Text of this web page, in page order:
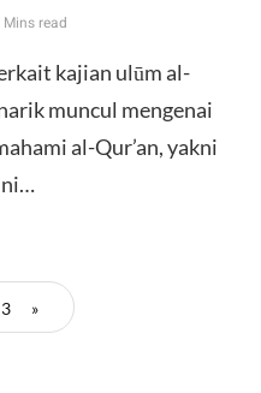
Mins read
kajian ulūm al-
muncul mengenai
al-Qur’an, yakni
3 »